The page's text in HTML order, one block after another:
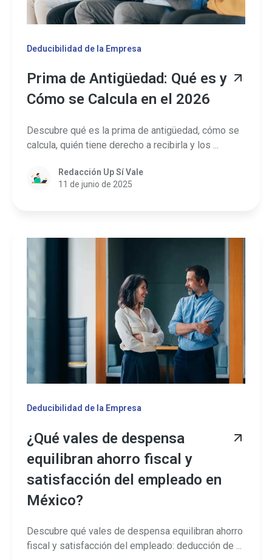
Deducibilidad de la Empresa
Prima de Antigüedad: Qué es y
Cómo se Calcula en el 2026
Descubre qué es la prima de antigüedad, cómo se
calcula, quién tiene derecho a recibirla y los ...
Redacción Up Sí Vale
11 de junio de 2025
Deducibilidad de la Empresa
¿Qué vales de despensa
equilibran ahorro fiscal y
satisfacción del empleado en
México?
Descubre qué vales de despensa equilibran ahorro
fiscal y satisfacción del empleado: deducción de ...